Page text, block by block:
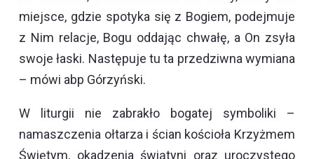
miejsce, gdzie spotyka się z Bogiem, podejmuje
z Nim relacje, Bogu oddając chwałę, a On zsyła
swoje łaski. Następuje tu ta przedziwna wymiana
– mówi abp Górzyński.
W liturgii nie zabrakło bogatej symboliki –
namaszczenia ołtarza i ścian kościoła Krzyżmem
Świętym, okadzenia świątyni oraz uroczystego